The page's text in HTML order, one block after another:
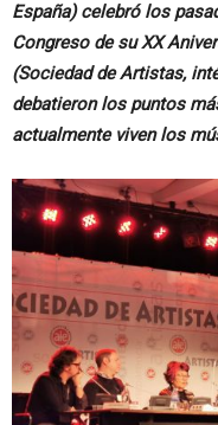
España) celebró los
Congreso de su XX
(Sociedad de Artistas,
debatieron los puntos
actualmente viven los